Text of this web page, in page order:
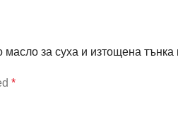
за суха и изтощена тънка
*